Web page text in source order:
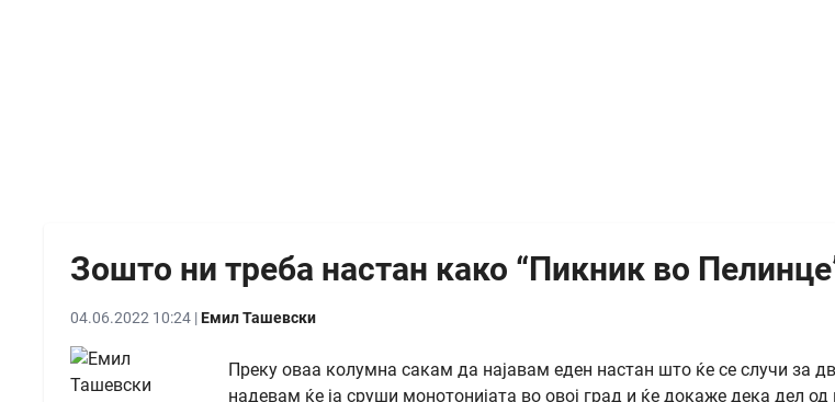
Зошто ни треба настан како “Пикник во
04.06.2022 10:24 |Емил Ташевски
Преку оваа колумна сакам да најавам еден настан што ќе се случи за
надевам ќе ја сруши монотонијата во овој град и ќе докаже дека дел од